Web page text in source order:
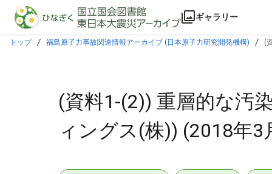
本文に飛ぶ
ギャラリー
トップ 福島原子力事故関連情報アーカイブ (日本原子力研究開発機構) (
(資料1-(2)) 重層的な汚
ィングス(株)) (2018年3